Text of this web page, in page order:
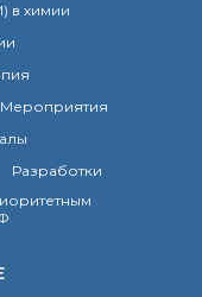
в химии
Мероприятия
Разработки